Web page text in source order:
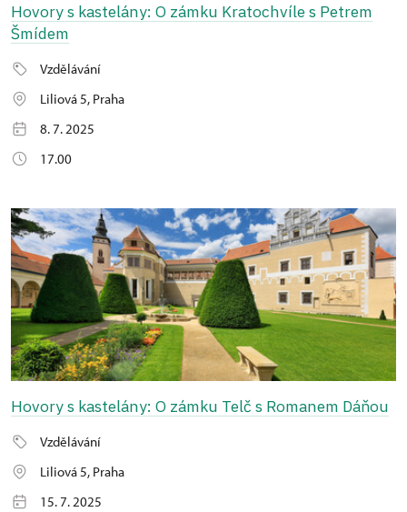
Hovory s kastelány: O zámku Kratochvíle s Petrem
Šmídem
Vzdělávání
Liliová 5, Praha
8. 7. 2025
17.00
Hovory s kastelány: O zámku Telč s Romanem Dáňou
Vzdělávání
Liliová 5, Praha
15. 7. 2025